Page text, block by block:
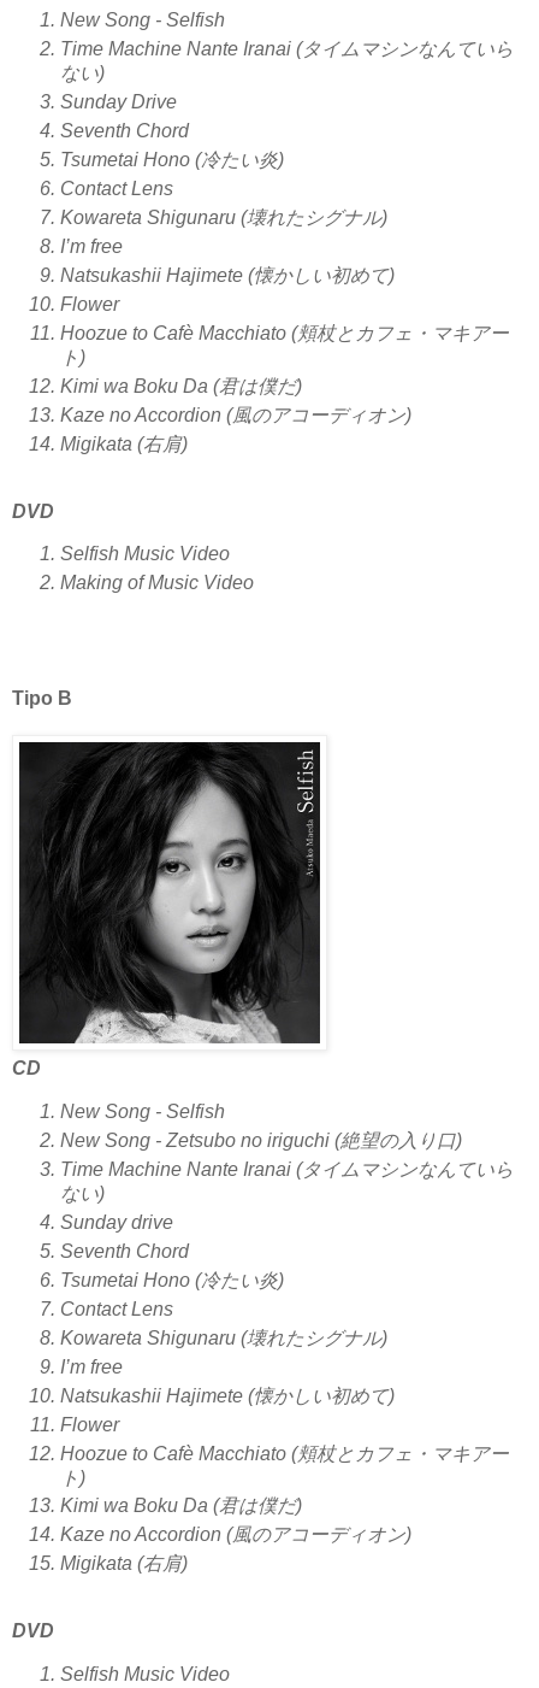
New Song - Selfish
Time Machine Nante Iranai (タイムマシンなんていら
ない)
Sunday Drive
Seventh Chord
Tsumetai Hono (冷たい炎)
Contact Lens
Kowareta Shigunaru (壊れたシグナル)
I’m free
Natsukashii Hajimete (懐かしい初めて)
Flower
Hoozue to Cafè Macchiato (頬杖とカフェ・マキアー
ト)
Kimi wa Boku Da (君は僕だ)
Kaze no Accordion (風のアコーディオン)
Migikata (右肩)
DVD
Selfish Music Video
Making of Music Video
Tipo B
CD
New Song - Selfish
New Song - Zetsubo no iriguchi (絶望の入り口)
Time Machine Nante Iranai (タイムマシンなんていら
ない)
Sunday drive
Seventh Chord
Tsumetai Hono (冷たい炎)
Contact Lens
Kowareta Shigunaru (壊れたシグナル)
I’m free
Natsukashii Hajimete (懐かしい初めて)
Flower
Hoozue to Cafè Macchiato (頬杖とカフェ・マキアー
ト)
Kimi wa Boku Da (君は僕だ)
Kaze no Accordion (風のアコーディオン)
Migikata (右肩)
DVD
Selfish Music Video